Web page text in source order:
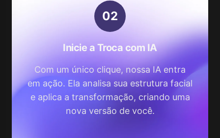
02
Inicie a Troca com IA
Com um único clique, nossa IA entra
em ação. Ela analisa sua estrutura facial
e aplica a transformação, criando uma
nova versão de você.